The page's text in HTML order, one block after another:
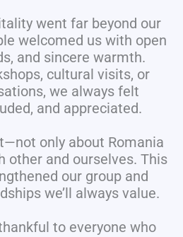
went far beyond our
welcomed us with open
and sincere warmth.
cultural visits, or
we always felt
and appreciated.
only about Romania
other and ourselves. This
our group and
we’ll always value.
to everyone who